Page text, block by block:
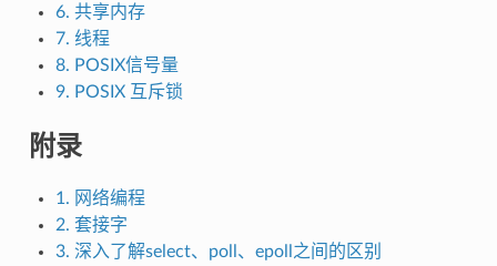
6. 共享内存
7. 线程
8. POSIX信号量
9. POSIX 互斥锁
附录
1. 网络编程
2. 套接字
3. 深入了解select、poll、epoll之间的区别